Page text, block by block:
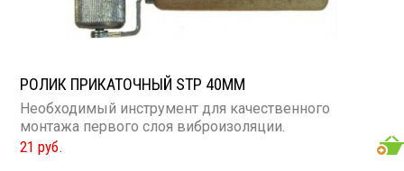
РОЛИК ПРИКАТОЧНЫЙ STP 40MM
Необходимый инструмент для качественного
монтажа первого слоя виброизоляции.
21 руб.